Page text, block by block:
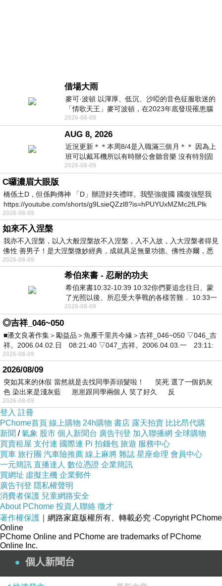
借場大雨
麥可·波頓 以渾厚、低沉、沙啞的音色征服歌迷的
「情歌天王」麥可波頓，在2023年底發現罹患腦
瘤「祈禱早日康復，一切都好」。
2026-08-09
AUG 8, 2026
近況更新＊＊本周8/4是入職滿三個月＊＊ 因為上
班可以戴耳機所以有時辦公會聽音樂 沒有特別固
定哪天但就是一周某一天會固定聽'90
2026-08-09
C囉濃眉大眼版
橋係土D，但係夠傳神 「D」辦證好失禮咩。我堅強復國 國復強堅我
https://youtube.com/shorts/g9LsieQZzl8?is=hPUYUxMZMc2fLPlk
2026-08-09
如來不入涅槃
我亦不入涅槃，以入大般涅槃故不入涅槃，入不入故，入大涅槃者得見
佛性 善男子！是大涅槃微妙經典，成就具足無量功德。佛性亦爾，悉
2026-08-09
希伯來書 - 忍耐的功夫
希伯來書10:32-10:39 10:32你們要追念往日、蒙
了光照以後、所忍受大爭戰的各樣苦難． 10:33一
面被毀謗、遭患難、成了戲景、叫眾人
2026-08-09
◎吉祥_046~050
■潘文良著作集＞勵益品＞魚雁千里共今緣＞吉祥_046~050 ▽046_吉
祥。2006.04.02.日 08:21:40 ▽047_吉祥。2006.04.03.一 23:11:
2026-08-09
2026/08/09
突如其來的休假 當然就是去找同學弄頭髮啦！ 笑死 選了一個奶灰
色 染出來是淺灰藍 崽崽跟同學兩個人 笑了好久 反
2026-08-09
登入 註冊
PChome首頁 線上購物 24h購物 書店 露天拍賣 比比昂代購
新聞 /氣象 股市 個人新聞台 廣告刊登 加入聯播網 全球購物
買賣租屋 支付連 國際連 Pi 拍錢包 旅遊 服務中心
買車 旅行團 汽車險推薦 線上麻將 雜誌 星座命理 會員中心
一元簡訊 直播達人 數位憑證 企業簡訊
買網址 虛擬主機 企業郵件
廣告刊登 隱私權聲明
消費者保護 兒童網路安全
About PChome 投資人聯絡 徵才
著作權保護 ｜網路家庭版權所有、轉載必究 ‧Copyright PChome
Online
PChome Online and PChome are trademarks of PChome
Online Inc.
個人新聞台